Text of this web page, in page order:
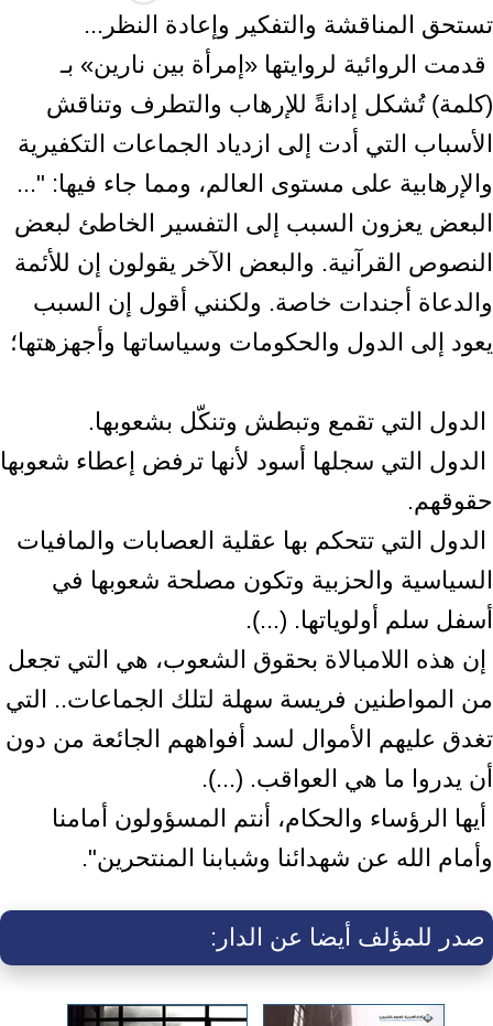
تستحق المناقشة والتفكير وإعادة النظر...‏ ‎
‎ قدمت الروائية لروايتها «إمرأة بين نارين» بـ
(كلمة) تُشكل إدانةً للإرهاب والتطرف ‏وتناقش
الأسباب التي أدت إلى ازدياد الجماعات التكفيرية
والإرهابية على مستوى العالم، ‏ومما جاء فيها: "...
البعض يعزون السبب إلى التفسير الخاطئ لبعض
النصوص القرآنية. ‏والبعض الآخر يقولون إن للأئمة
والدعاة أجندات خاصة. ولكنني أقول إن السبب
يعود إلى ‏الدول والحكومات وسياساتها وأجهزهتها؛ ‏
‎ الدول التي سجلها أسود لأنها ترفض إعطاء شعوبها
حقوقهم.‏ ‎
‎ الدول التي تتحكم بها عقلية العصابات والمافيات
السياسية والحزبية وتكون مصلحة ‏شعوبها في
أسفل سلم أولوياتها. (...).‏ ‎
‎ إن هذه اللامبالاة بحقوق الشعوب، هي التي تجعل
من المواطنين فريسة سهلة لتلك ‏الجماعات.. التي
تغدق عليهم الأموال لسد أفواههم الجائعة من دون
أن يدروا ما هي ‏العواقب. (...).‏ ‎
‎ أيها الرؤساء والحكام، أنتم المسؤولون أمامنا
وأمام الله عن شهدائنا وشبابنا ‏المنتحرين".‏
صدر للمؤلف أيضا عن الدار: